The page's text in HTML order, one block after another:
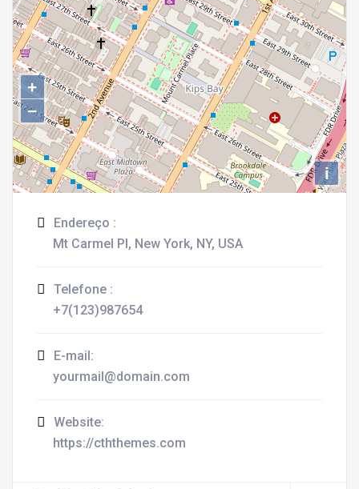
+
−
i
Endereço :
Mt Carmel Pl, New York, NY, USA
Telefone :
+7(123)987654
E-mail:
yourmail@domain.com
Website:
https://cththemes.com